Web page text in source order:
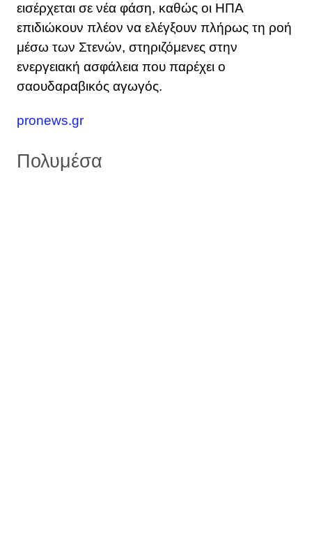
εισέρχεται σε νέα φάση, καθώς οι ΗΠΑ
επιδιώκουν πλέον να ελέγξουν πλήρως τη ροή
μέσω των Στενών, στηριζόμενες στην
ενεργειακή ασφάλεια που παρέχει ο
σαουδαραβικός αγωγός.
pronews.gr
Πολυμέσα